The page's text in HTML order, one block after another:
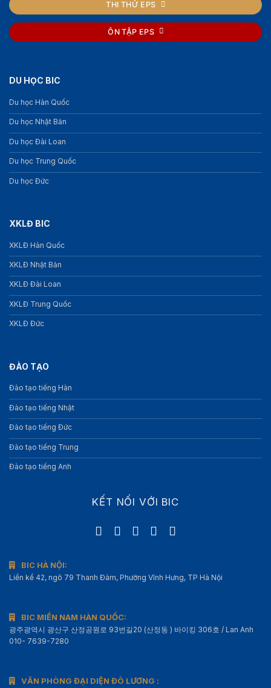
THI THỬ EPS
ÔN TẬP EPS
DU HỌC BIC
Du học Hàn Quốc
Du học Nhật Bản
Du học Đài Loan
Du học Trung Quốc
Du học Đức
XKLĐ BIC
XKLĐ Hàn Quốc
XKLĐ Nhật Bản
XKLĐ Đài Loan
XKLĐ Trung Quốc
XKLĐ Đức
ĐÀO TẠO
Đào tạo tiếng Hàn
Đào tạo tiếng Nhật
Đào tạo tiếng Đức
Đào tạo tiếng Trung
Đào tạo tiếng Anh
KẾT NỐI VỚI BIC
BIC HÀ NỘI:
Liền kề 42, ngõ 79 Thanh Đàm, Phường Vĩnh Hưng, TP Hà Nội
BIC MIỀN NAM HÀN QUỐC:
광주광역시 광산구 산정공원로 93번길20 (산정동 ) 바이킹 306호 / Lan Anh
010- 7639-7280
VĂN PHÒNG ĐẠI DIỆN ĐÔ LƯƠNG :